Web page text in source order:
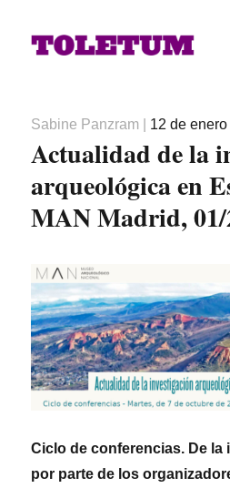
Autor
Sabine Panzram
Publicado
el
12 de
Actualidad de la
arqueológica en
MAN Madrid, 01/
Ciclo de conferencias. De la
por parte de los